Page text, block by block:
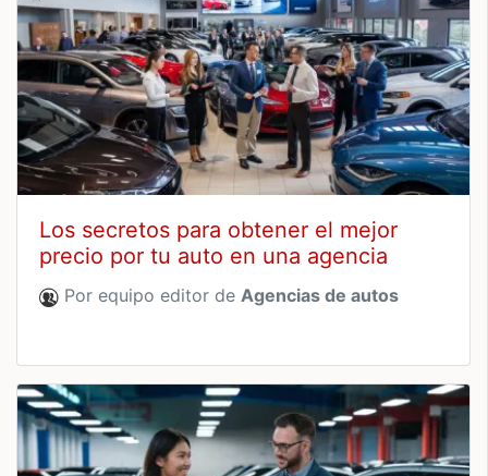
Los secretos para obtener el mejor
precio por tu auto en una agencia
Por equipo editor de Agencias de autos